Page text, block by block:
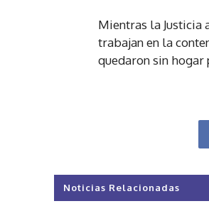
Mientras la Justicia
trabajan en la
quedaron sin
Noticias Relacionadas